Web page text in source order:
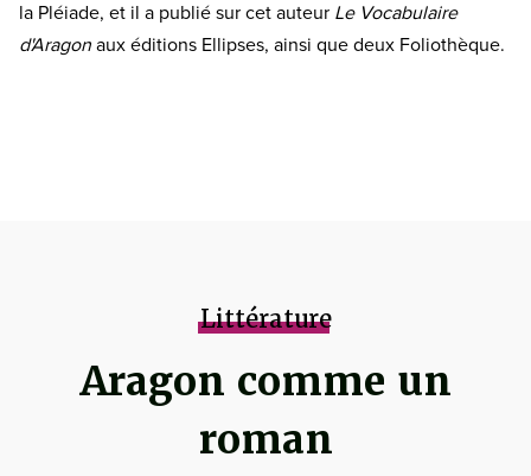
la Pléiade, et il a publié sur cet auteur Le Vocabulaire
d'Aragon aux éditions Ellipses, ainsi que deux Foliothèque.
Littérature
Aragon comme un
roman